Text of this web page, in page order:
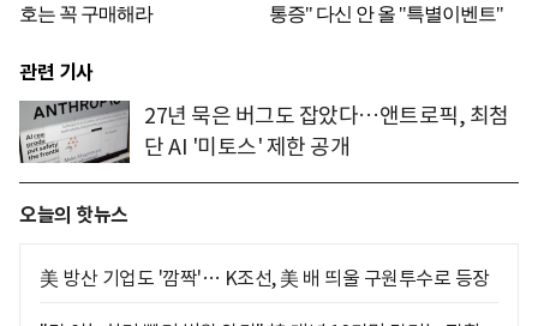
관련 기사
27년 묵은 버그도 잡았다…앤트로픽, 최첨
단 AI '미토스' 제한 공개
오늘의 핫뉴스
美 방산 기업도 '깜짝'… K조선, 美 배 띄울 구원투수로 등장